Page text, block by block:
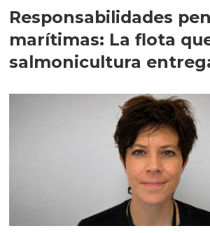
Responsabilidades
marítimas: La flota
salmonicultura